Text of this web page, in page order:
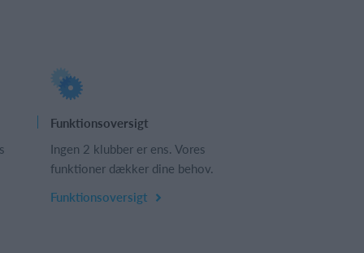
Funktionsoversigt
Ingen 2 klubber er ens. Vores
funktioner dækker dine behov.
Funktionsoversigt